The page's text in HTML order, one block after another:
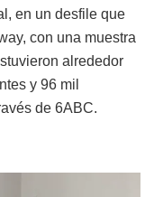
en un desfile que
con una muestra
alrededor
y 96 mil
de 6ABC.